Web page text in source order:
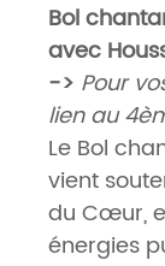
Bol
avec
-> Pour
lien au
Le Bol
vient
du Cœur,
énergies